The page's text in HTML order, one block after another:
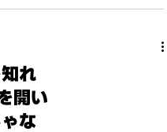
スの十字架の苦しみについて
満たしてくださいました。 こ
とではなく、イエスが ｢福音を
のことです。 イエスは公生涯
福音をイスラエル全土、さら
いては、まだ ｢欠けたところ｣
れ
開い
な